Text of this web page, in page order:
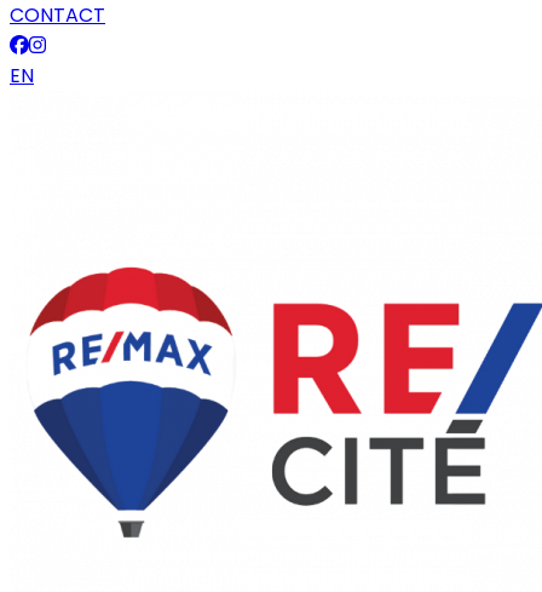
CONTACT
EN